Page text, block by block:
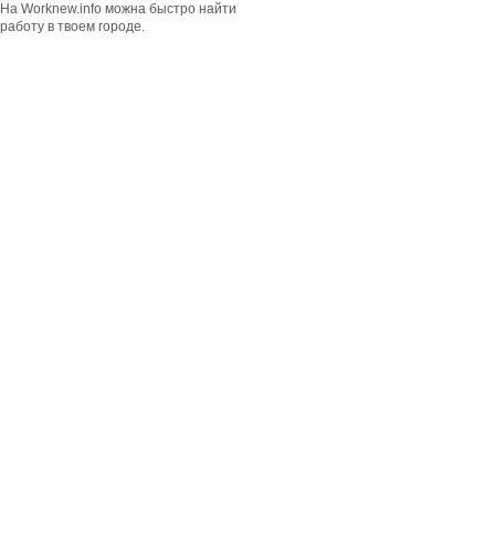
На Worknew.info можна быстро найти
работу в твоем городе.